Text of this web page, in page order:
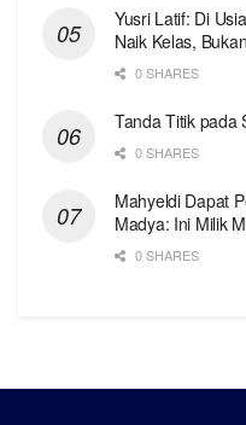
Yusri Latif: Di
Naik Kelas,
0 SHARES
Tanda Titik pada
0 SHARES
Mahyeldi Dapat
Madya: Ini Milik
0 SHARES